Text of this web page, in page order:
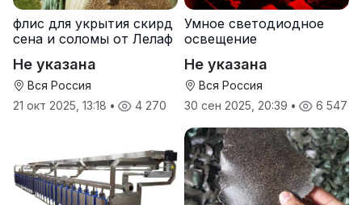
флис для укрытия скирд
сена и соломы от Лелаф
Не указана
Вся Россия
21 окт 2025, 13:18 • 4 270
Умное светодиодное
освещение
Не указана
Вся Россия
30 сен 2025, 20:39 • 6 547